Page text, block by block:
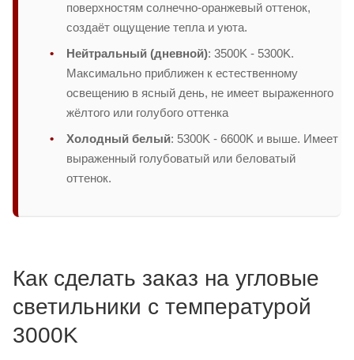
поверхностям солнечно-оранжевый оттенок,
создаёт ощущение тепла и уюта.
Нейтральный (дневной): 3500K - 5300K.
Максимально приближен к естественному
освещению в ясный день, не имеет выраженного
жёлтого или голубого оттенка
Холодный белый: 5300K - 6600K и выше. Имеет
выраженный голубоватый или беловатый
оттенок.
Как сделать заказ на угловые
светильники с температурой
3000K